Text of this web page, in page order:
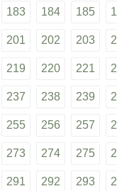
183 184 185
201 202 203
219 220 221
237 238 239
255 256 257
273 274 275
291 292 293